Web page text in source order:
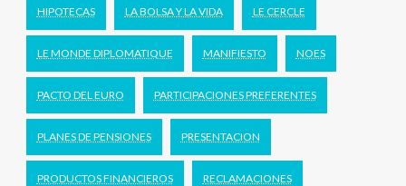
HIPOTECAS LA BOLSA Y LA VIDA LE CERCLE
LE MONDE DIPLOMATIQUE MANIFIESTO NOES
PACTO DEL EURO PARTICIPACIONES PREFERENTES
PLANES DE PENSIONES PRESENTACION
PRODUCTOS FINANCIEROS RECLAMACIONES